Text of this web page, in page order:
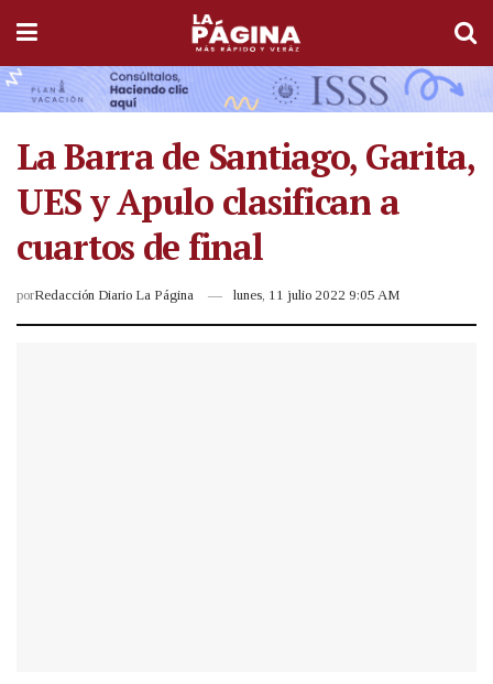
La Barra de Santiago, Garita,
UES y Apulo clasifican a
cuartos de final
porRedacción Diario La Página lunes, 11 julio 2022 9:05 AM